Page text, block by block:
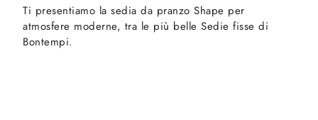
Ti presentiamo la sedia da pranzo Shape per
atmosfere moderne, tra le più belle Sedie fisse di
Bontempi.